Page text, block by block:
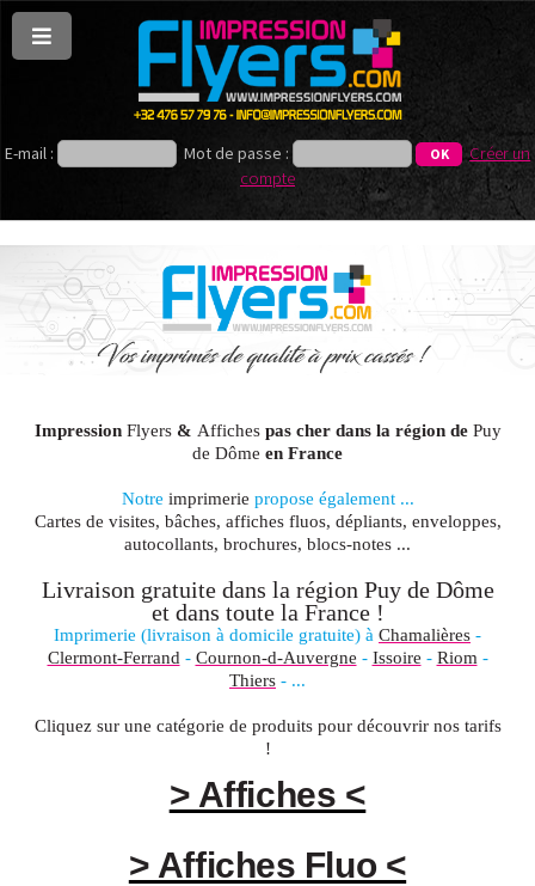
E-mail : Mot de passe :
Créer un
compte
Impression Flyers& Affichespas cher dans la région de Puy
de Dôme en France
Notre imprimerie propose également ...
Cartes de visites, bâches, affiches fluos, dépliants, enveloppes,
autocollants, brochures, blocs-notes ...
Livraison gratuite dans la région Puy de Dôme
et dans toute la France!
Imprimerie (livraison à domicile gratuite) à Chamalières -
Clermont-Ferrand - Cournon-d-Auvergne - Issoire - Riom -
Thiers - ...
Cliquez sur une catégorie de produits pour découvrir nos tarifs
!
> Affiches <
> Affiches Fluo <